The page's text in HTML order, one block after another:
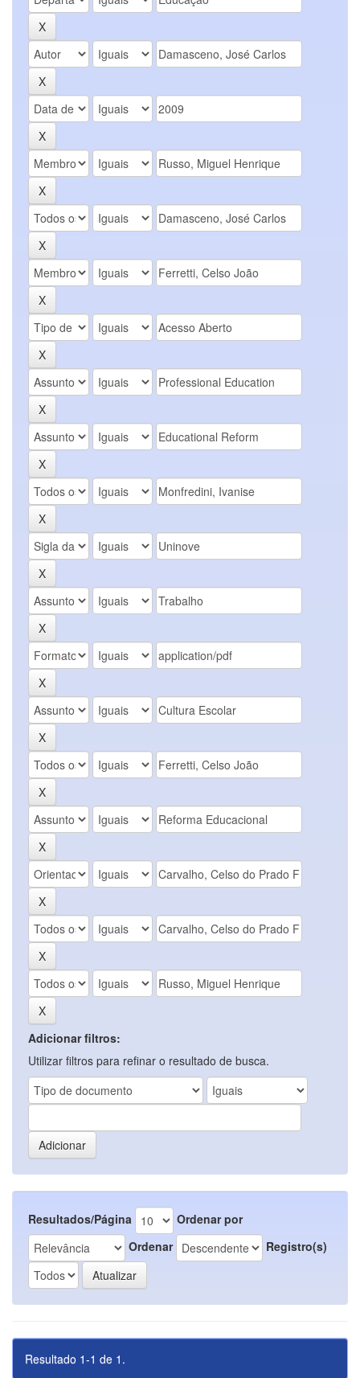
Adicionar filtros:
Utilizar filtros para refinar o resultado de busca.
Resultados/Página
Ordenar por
Ordenar
Registro(s)
Resultado 1-1 de 1.